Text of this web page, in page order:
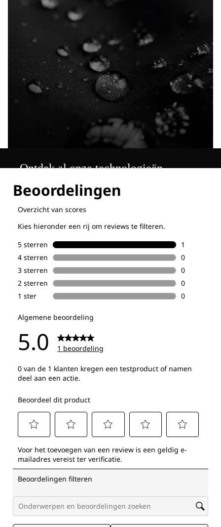
Ontdek al onze technologieën